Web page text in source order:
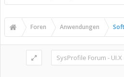
Foren Anwendungen
SysProfile Forum - UI.X